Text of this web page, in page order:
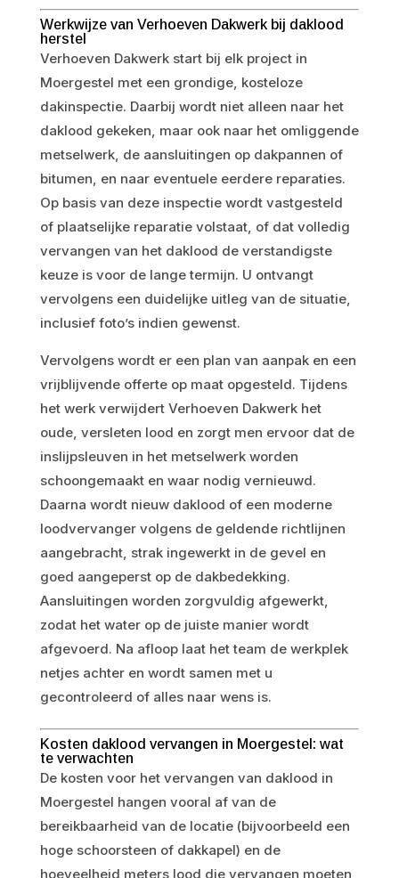
Werkwijze van Verhoeven Dakwerk bij daklood
herstel
Verhoeven Dakwerk start bij elk project in
Moergestel met een grondige, kosteloze
dakinspectie. Daarbij wordt niet alleen naar het
daklood gekeken, maar ook naar het omliggende
metselwerk, de aansluitingen op dakpannen of
bitumen, en naar eventuele eerdere reparaties.
Op basis van deze inspectie wordt vastgesteld
of plaatselijke reparatie volstaat, of dat volledig
vervangen van het daklood de verstandigste
keuze is voor de lange termijn. U ontvangt
vervolgens een duidelijke uitleg van de situatie,
inclusief foto’s indien gewenst.
Vervolgens wordt er een plan van aanpak en een
vrijblijvende offerte op maat opgesteld. Tijdens
het werk verwijdert Verhoeven Dakwerk het
oude, versleten lood en zorgt men ervoor dat de
inslijpsleuven in het metselwerk worden
schoongemaakt en waar nodig vernieuwd.
Daarna wordt nieuw daklood of een moderne
loodvervanger volgens de geldende richtlijnen
aangebracht, strak ingewerkt in de gevel en
goed aangeperst op de dakbedekking.
Aansluitingen worden zorgvuldig afgewerkt,
zodat het water op de juiste manier wordt
afgevoerd. Na afloop laat het team de werkplek
netjes achter en wordt samen met u
gecontroleerd of alles naar wens is.
Kosten daklood vervangen in Moergestel: wat
te verwachten
De kosten voor het vervangen van daklood in
Moergestel hangen vooral af van de
bereikbaarheid van de locatie (bijvoorbeeld een
hoge schoorsteen of dakkapel) en de
hoeveelheid meters lood die vervangen moeten